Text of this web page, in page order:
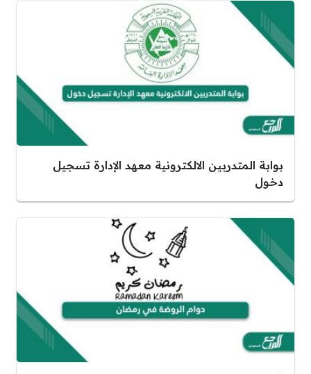
بوابة المتدربين الالكترونية معهد الإدارة تسجيل
دخول